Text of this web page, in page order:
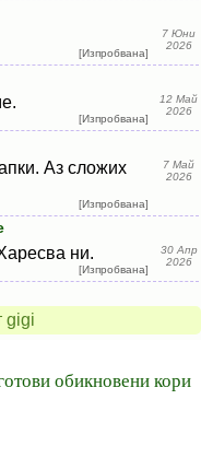
[Изпробвана]
7 Юни
2026
[Изпробвана]
12 Май
2026
Аз сложих
[Изпробвана]
7 Май
2026
ни.
[Изпробвана]
30 Апр
2026
gigi
обикновени кори